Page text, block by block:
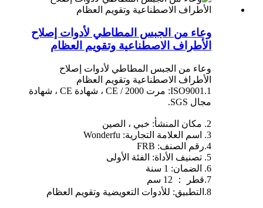
وعاء من الجبس المطاطي لأدوات إصلاح
الأطراف الاصطناعية وتقويم العظام
وعاء من الجبس المطاطي لأدوات إصلاح
الأطراف الاصطناعية وتقويم العظام
1.ISO9001: مرت 2000 / CE ، شهادة CE ، شهادة
مجال SGS.
2. مكان المنشأ: خبي ، الصين
3. اسم العلامة التجارية: Wonderfu
4.رقم الصنف: FRB
5. تصنيف الأداة: الفئة الأولى
6. الضمان: 1 سنة
7.قطر ： 12 سم
8.التطبيق: للأدوات التعويضية وتقويم العظام